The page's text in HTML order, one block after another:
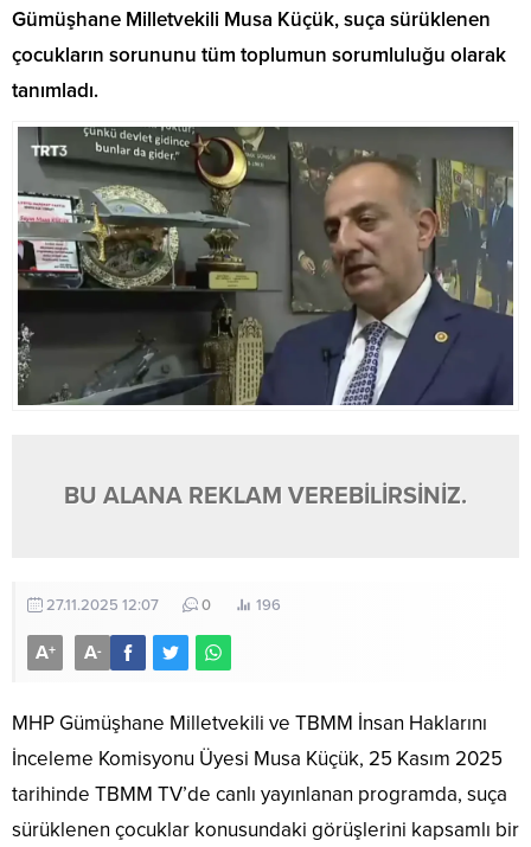
Gümüşhane Milletvekili Musa Küçük, suça sürüklenen
çocukların sorununu tüm toplumun sorumluluğu olarak
tanımladı.
BU ALANA REKLAM VEREBİLİRSİNİZ.
27.11.2025 12:07 0 196
A+ A-
MHP Gümüşhane Milletvekili ve TBMM İnsan Haklarını
İnceleme Komisyonu Üyesi Musa Küçük, 25 Kasım 2025
tarihinde TBMM TV’de canlı yayınlanan programda, suça
sürüklenen çocuklar konusundaki görüşlerini kapsamlı bir